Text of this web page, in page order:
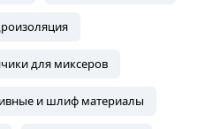
для миксеров
и шлиф материалы